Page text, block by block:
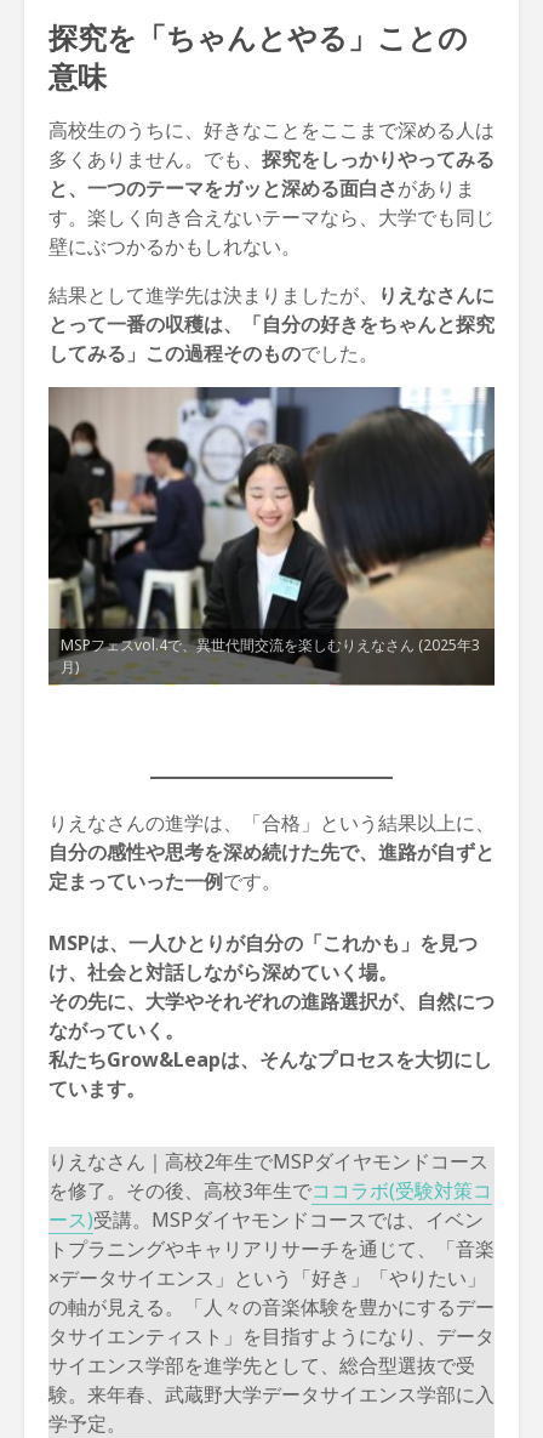
探究を「ちゃんとやる」ことの
意味
高校生のうちに、好きなことをここまで深める人は
多くありません。でも、 探究をしっかりやってみる
と、一つのテーマをガッと深める面白さがありま
す。楽しく向き合えないテーマなら、大学でも同じ
壁にぶつかるかもしれない。
結果として進学先は決まりましたが、
りえなさんに
とって一番の収穫は、「自分の好きをちゃんと探究
してみる」この過程そのものでした。
MSPフェスvol.4で、異世代間交流を楽しむりえなさん (2025年3
月)
りえなさんの進学は、「合格」という結果以上に、
自分の感性や思考を深め続けた先で、進路が自ずと
定まっていった一例です。
MSPは、一人ひとりが自分の「これかも」を見つ
け、社会と対話しながら深めていく場。
その先に、大学やそれぞれの進路選択が、自然につ
ながっていく。
私たちGrow&Leapは、そんなプロセスを大切にし
ています。
りえなさん｜高校2年生でMSPダイヤモンドコース
を修了。その後、高校3年生でココラボ(受験対策コ
ース)受講。MSPダイヤモンドコースでは、イベン
トプラニングやキャリアリサーチを通じて、「音楽
×データサイエンス」という「好き」「やりたい」
の軸が見える。「人々の音楽体験を豊かにするデー
タサイエンティスト」を目指すようになり、データ
サイエンス学部を進学先として、総合型選抜で受
験。来年春、武蔵野大学データサイエンス学部に入
学予定。